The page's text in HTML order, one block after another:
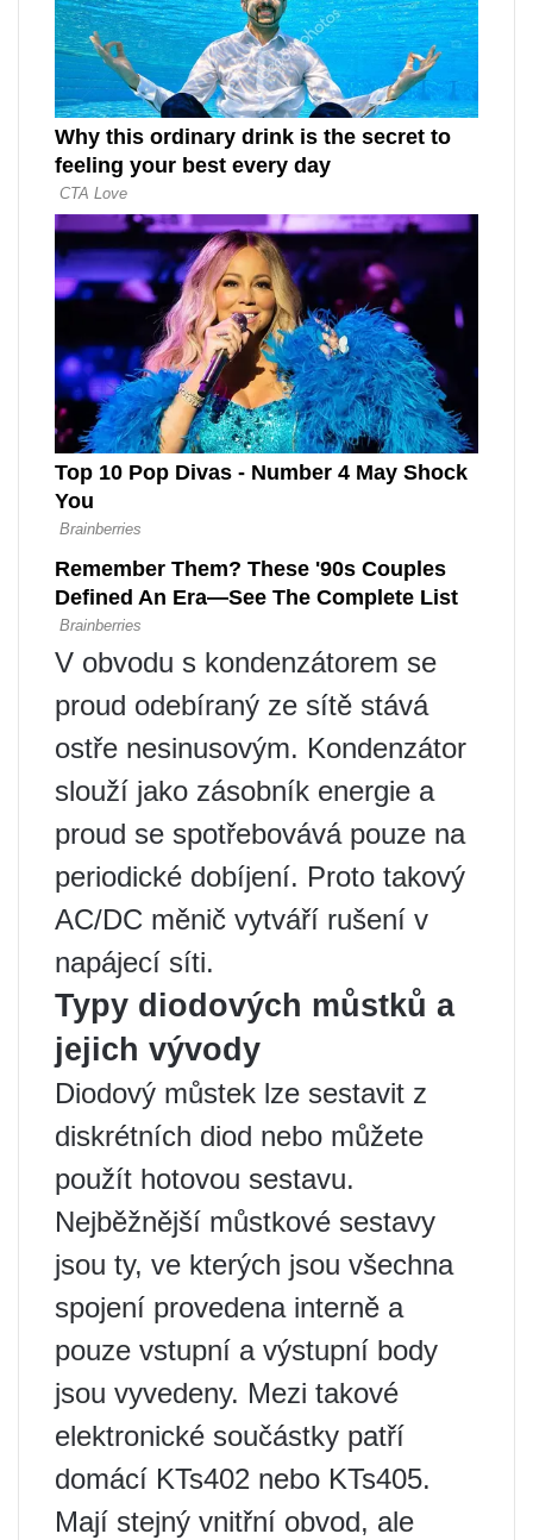
V obvodu s kondenzátorem se
proud odebíraný ze sítě stává
ostře nesinusovým. Kondenzátor
slouží jako zásobník energie a
proud se spotřebovává pouze na
periodické dobíjení. Proto takový
AC/DC měnič vytváří rušení v
napájecí síti.
Typy diodových můstků a
jejich vývody
Diodový můstek lze sestavit z
diskrétních diod nebo můžete
použít hotovou sestavu.
Nejběžnější můstkové sestavy
jsou ty, ve kterých jsou všechna
spojení provedena interně a
pouze vstupní a výstupní body
jsou vyvedeny. Mezi takové
elektronické součástky patří
domácí KTs402 nebo KTs405.
Mají stejný vnitřní obvod, ale